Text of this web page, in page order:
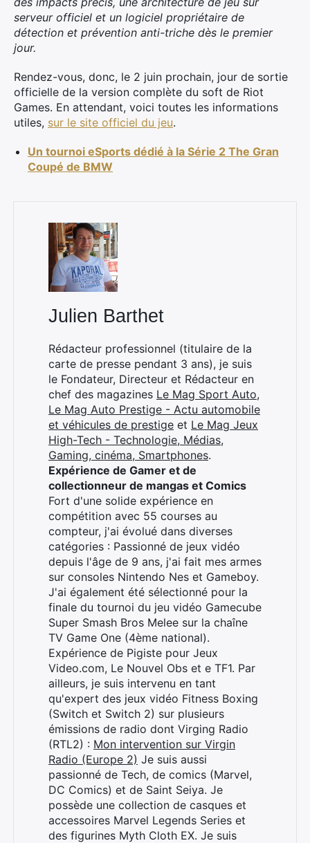
serveur officiel et un logiciel propriétaire de
détection et prévention anti-triche dès le premier
jour.
Rendez-vous, donc, le 2 juin prochain, jour de sortie
officielle de la version complète du soft de Riot
Games. En attendant, voici toutes les informations
utiles, sur le site officiel du jeu.
Un tournoi eSports dédié à la Série 2 The Gran
Coupé de BMW
Julien Barthet
Rédacteur professionnel (titulaire de la
carte de presse pendant 3 ans), je suis
le Fondateur, Directeur et Rédacteur en
chef des magazines Le Mag Sport Auto,
Le Mag Auto Prestige - Actu automobile
et véhicules de prestige et Le Mag Jeux
High-Tech - Technologie, Médias,
Gaming, cinéma, Smartphones.
Expérience de Gamer et de
collectionneur de mangas et Comics
Fort d'une solide expérience en
compétition avec 55 courses au
compteur, j'ai évolué dans diverses
catégories : Passionné de jeux vidéo
depuis l'âge de 9 ans, j'ai fait mes armes
sur consoles Nintendo Nes et Gameboy.
J'ai également été sélectionné pour la
finale du tournoi du jeu vidéo Gamecube
Super Smash Bros Melee sur la chaîne
TV Game One (4ème national).
Expérience de Pigiste pour Jeux
Video.com, Le Nouvel Obs et e TF1. Par
ailleurs, je suis intervenu en tant
qu'expert des jeux vidéo Fitness Boxing
(Switch et Switch 2) sur plusieurs
émissions de radio dont Virging Radio
(RTL2) : Mon intervention sur Virgin
Radio (Europe 2) Je suis aussi
passionné de Tech, de comics (Marvel,
DC Comics) et de Saint Seiya. Je
possède une collection de casques et
accessoires Marvel Legends Series et
des figurines Myth Cloth EX. Je suis
Rechercher